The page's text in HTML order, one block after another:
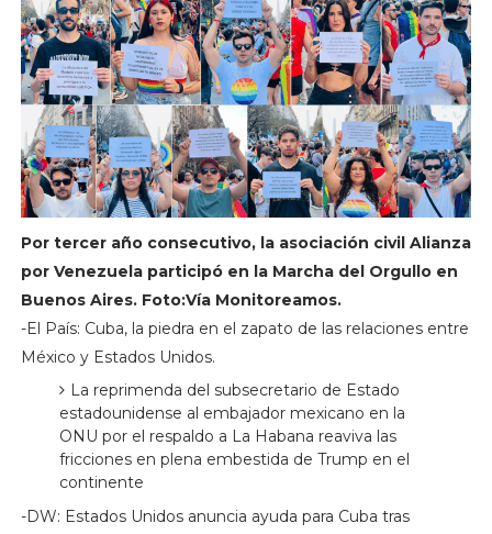
Por tercer año consecutivo, la asociación civil Alianza
por Venezuela participó en la Marcha del Orgullo en
Buenos Aires. Foto:Vía Monitoreamos.
-El País: Cuba, la piedra en el zapato de las relaciones entre
México y Estados Unidos.
La reprimenda del subsecretario de Estado
estadounidense al embajador mexicano en la
ONU por el respaldo a La Habana reaviva las
fricciones en plena embestida de Trump en el
continente
-DW: Estados Unidos anuncia ayuda para Cuba tras